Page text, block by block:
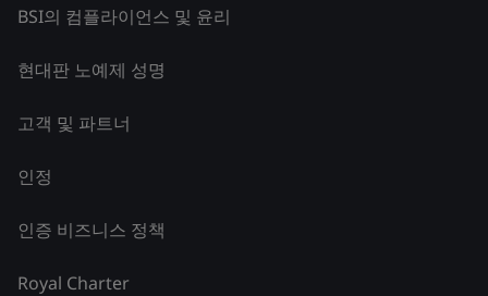
BSI의 컴플라이언스 및 윤리
현대판 노예제 성명
고객 및 파트너
인정
인증 비즈니스 정책
Royal Charter